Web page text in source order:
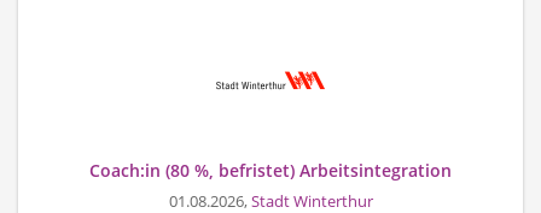
Coach:in (80 %, befristet) Arbeitsintegration
01.08.2026,Stadt Winterthur